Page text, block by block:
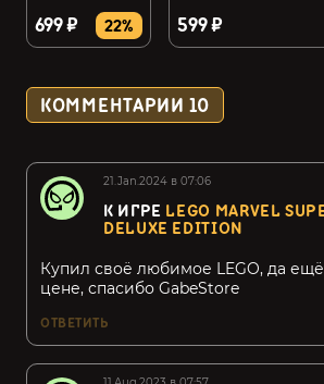
699 ₽ 22% 599 ₽
КОММЕНТАРИИ 10
21.Jan.2024 в 07:06
К ИГРЕ LEGO MARVEL
DELUXE EDITION
Купил своё любимое LEGO, да
цене, спасибо GabeStore
ОТВЕТИТЬ